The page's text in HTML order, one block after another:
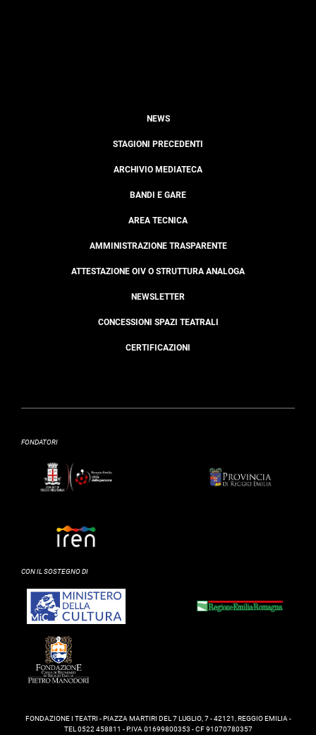
NEWS
STAGIONI PRECEDENTI
ARCHIVIO MEDIATECA
BANDI E GARE
AREA TECNICA
AMMINISTRAZIONE TRASPARENTE
ATTESTAZIONE OIV O STRUTTURA ANALOGA
NEWSLETTER
CONCESSIONI SPAZI TEATRALI
CERTIFICAZIONI
FONDATORI
CON IL SOSTEGNO DI
FONDAZIONE I TEATRI - PIAZZA MARTIRI DEL 7 LUGLIO, 7 - 42121, REGGIO EMILIA -
TEL 0522 458811 - P.IVA 01699800353 - CF 91070780357